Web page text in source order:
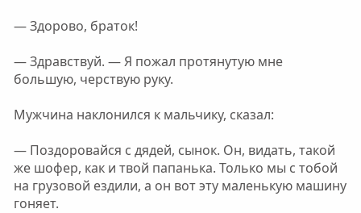
— Здорово, браток!
— Здравствуй. — Я пожал протянутую мне
большую, черствую руку.
Мужчина наклонился к мальчику, сказал:
— Поздоровайся с дядей, сынок. Он, видать, такой
же шофер, как и твой папанька. Только мы с тобой
на грузовой ездили, а он вот эту маленькую машину
гоняет.